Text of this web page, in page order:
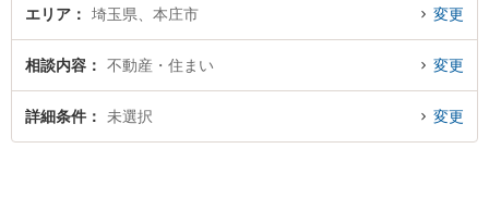
エリア 埼玉県、本庄市 変更
相談内容 不動産・住まい 変更
詳細条件 未選択 変更